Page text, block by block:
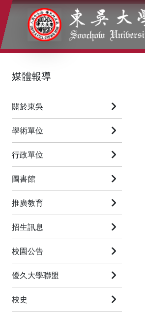
:::
媒體報導
關於東吳
學術單位
行政單位
圖書館
推廣教育
招生訊息
校園公告
優久大學聯盟
校史